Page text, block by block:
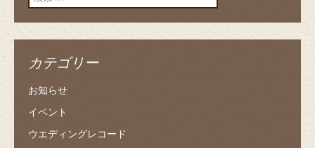
カテゴリー
お知らせ
イベント
ウエディングレコード